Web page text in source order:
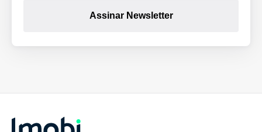
Assinar Newsletter